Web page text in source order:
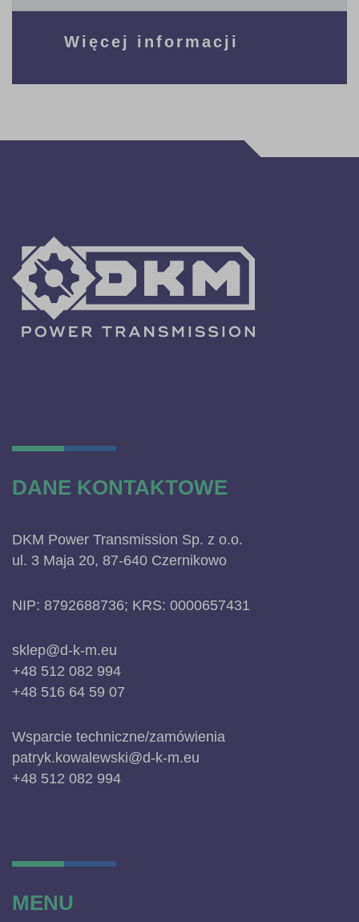
Więcej informacji
DANE KONTAKTOWE
DKM Power Transmission Sp. z o.o.
ul. 3 Maja 20, 87-640 Czernikowo
NIP: 8792688736; KRS: 0000657431
sklep@d-k-m.eu
+48 512 082 994
+48 516 64 59 07
Wsparcie techniczne/zamówienia
patryk.kowalewski@d-k-m.eu
+48 512 082 994
MENU